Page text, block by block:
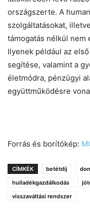
országszerte. A
szolgáltatásokat,
támogatás nélkül nem
Ilyenek például az
segítése, valamint a
életmódra, pénzügyi
együttműködésre
Forrás és borítókép:
CÍMKÉK betétdíj
hulladékgazdálkodás
visszaváltási rendszer